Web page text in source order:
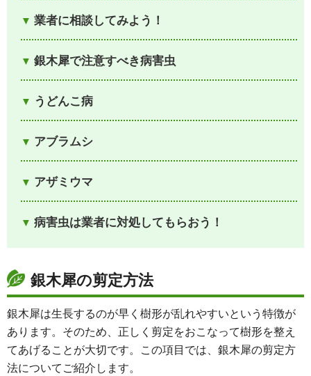
業者に相談してみよう！
銀木犀で注意すべき病害虫
うどんこ病
アブラムシ
アザミウマ
病害虫は業者に対処してもらおう！
銀木犀の剪定方法
銀木犀は生長するのが早く樹形が乱れやすいという特徴が
あります。そのため、正しく剪定をおこなって樹形を整え
てあげることが大切です。この項目では、銀木犀の剪定方
法についてご紹介します。